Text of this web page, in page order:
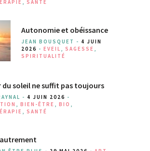
, SANTÉ
Autonomie et obéissance
JEAN BOUSQUET - 4 JUIN
2026 - EVEIL , SAGESSE ,
SPIRITUALITÉ
du soleil ne suffit pas toujours
- 4 JUIN 2026 -
, BIEN-ÊTRE , BIO ,
, SANTÉ